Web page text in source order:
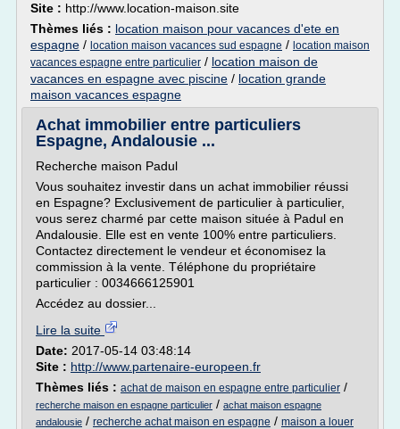
Site : http://www.location-maison.site
Thèmes liés : location maison pour vacances d'ete en
espagne / location maison vacances sud espagne / location maison
vacances espagne entre particulier / location maison de
vacances en espagne avec piscine / location grande
maison vacances espagne
Achat immobilier entre particuliers
Espagne, Andalousie ...
Recherche maison Padul
Vous souhaitez investir dans un achat immobilier réussi
en Espagne? Exclusivement de particulier à particulier,
vous serez charmé par cette maison située à Padul en
Andalousie. Elle est en vente 100% entre particuliers.
Contactez directement le vendeur et économisez la
commission à la vente. Téléphone du propriétaire
particulier : 0034666125901
Accédez au dossier...
Lire la suite
Date: 2017-05-14 03:48:14
Site : http://www.partenaire-europeen.fr
Thèmes liés : achat de maison en espagne entre particulier /
recherche maison en espagne particulier / achat maison espagne
andalousie / recherche achat maison en espagne / maison a louer